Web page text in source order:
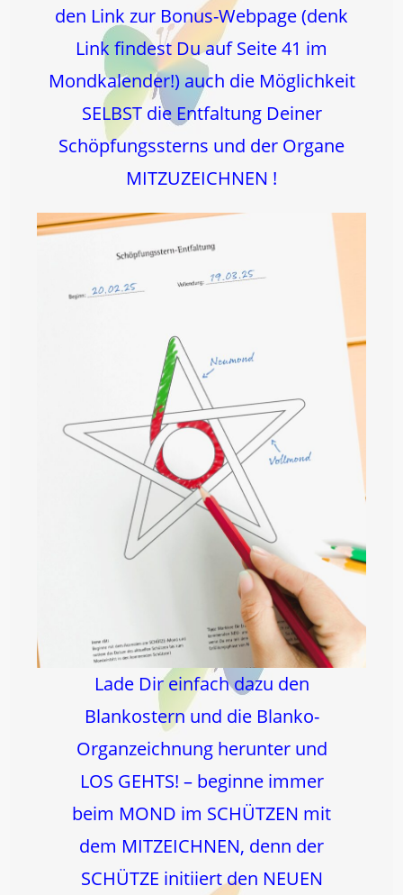
den Link zur Bonus-Webpage (denk
Link findest Du auf Seite 41 im
Mondkalender!) auch die Möglichkeit
SELBST die Entfaltung Deiner
Schöpfungssterns und der Organe
MITZUZEICHNEN !
Lade Dir einfach dazu den
Blankostern und die Blanko-
Organzeichnung herunter und
LOS GEHTS! – beginne immer
beim MOND im SCHÜTZEN mit
dem MITZEICHNEN, denn der
SCHÜTZE initiiert den NEUEN